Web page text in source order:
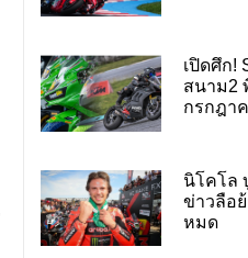
เปิดศึก!
สนาม2
กรกฎา
นิโคโล
ข่าวลือ
หมด